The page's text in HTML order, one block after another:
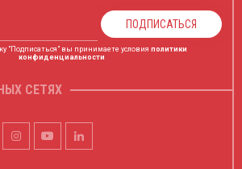
ПОДПИСАТЬСЯ
"Подписаться" вы принимаете условия политики
конфиденциальности
СЕТЯХ